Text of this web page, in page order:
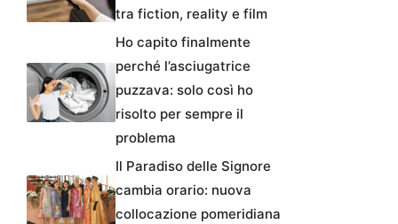
tra fiction, reality e film
Ho capito finalmente
perché l’asciugatrice
puzzava: solo così ho
risolto per sempre il
problema
Il Paradiso delle Signore
cambia orario: nuova
collocazione pomeridiana